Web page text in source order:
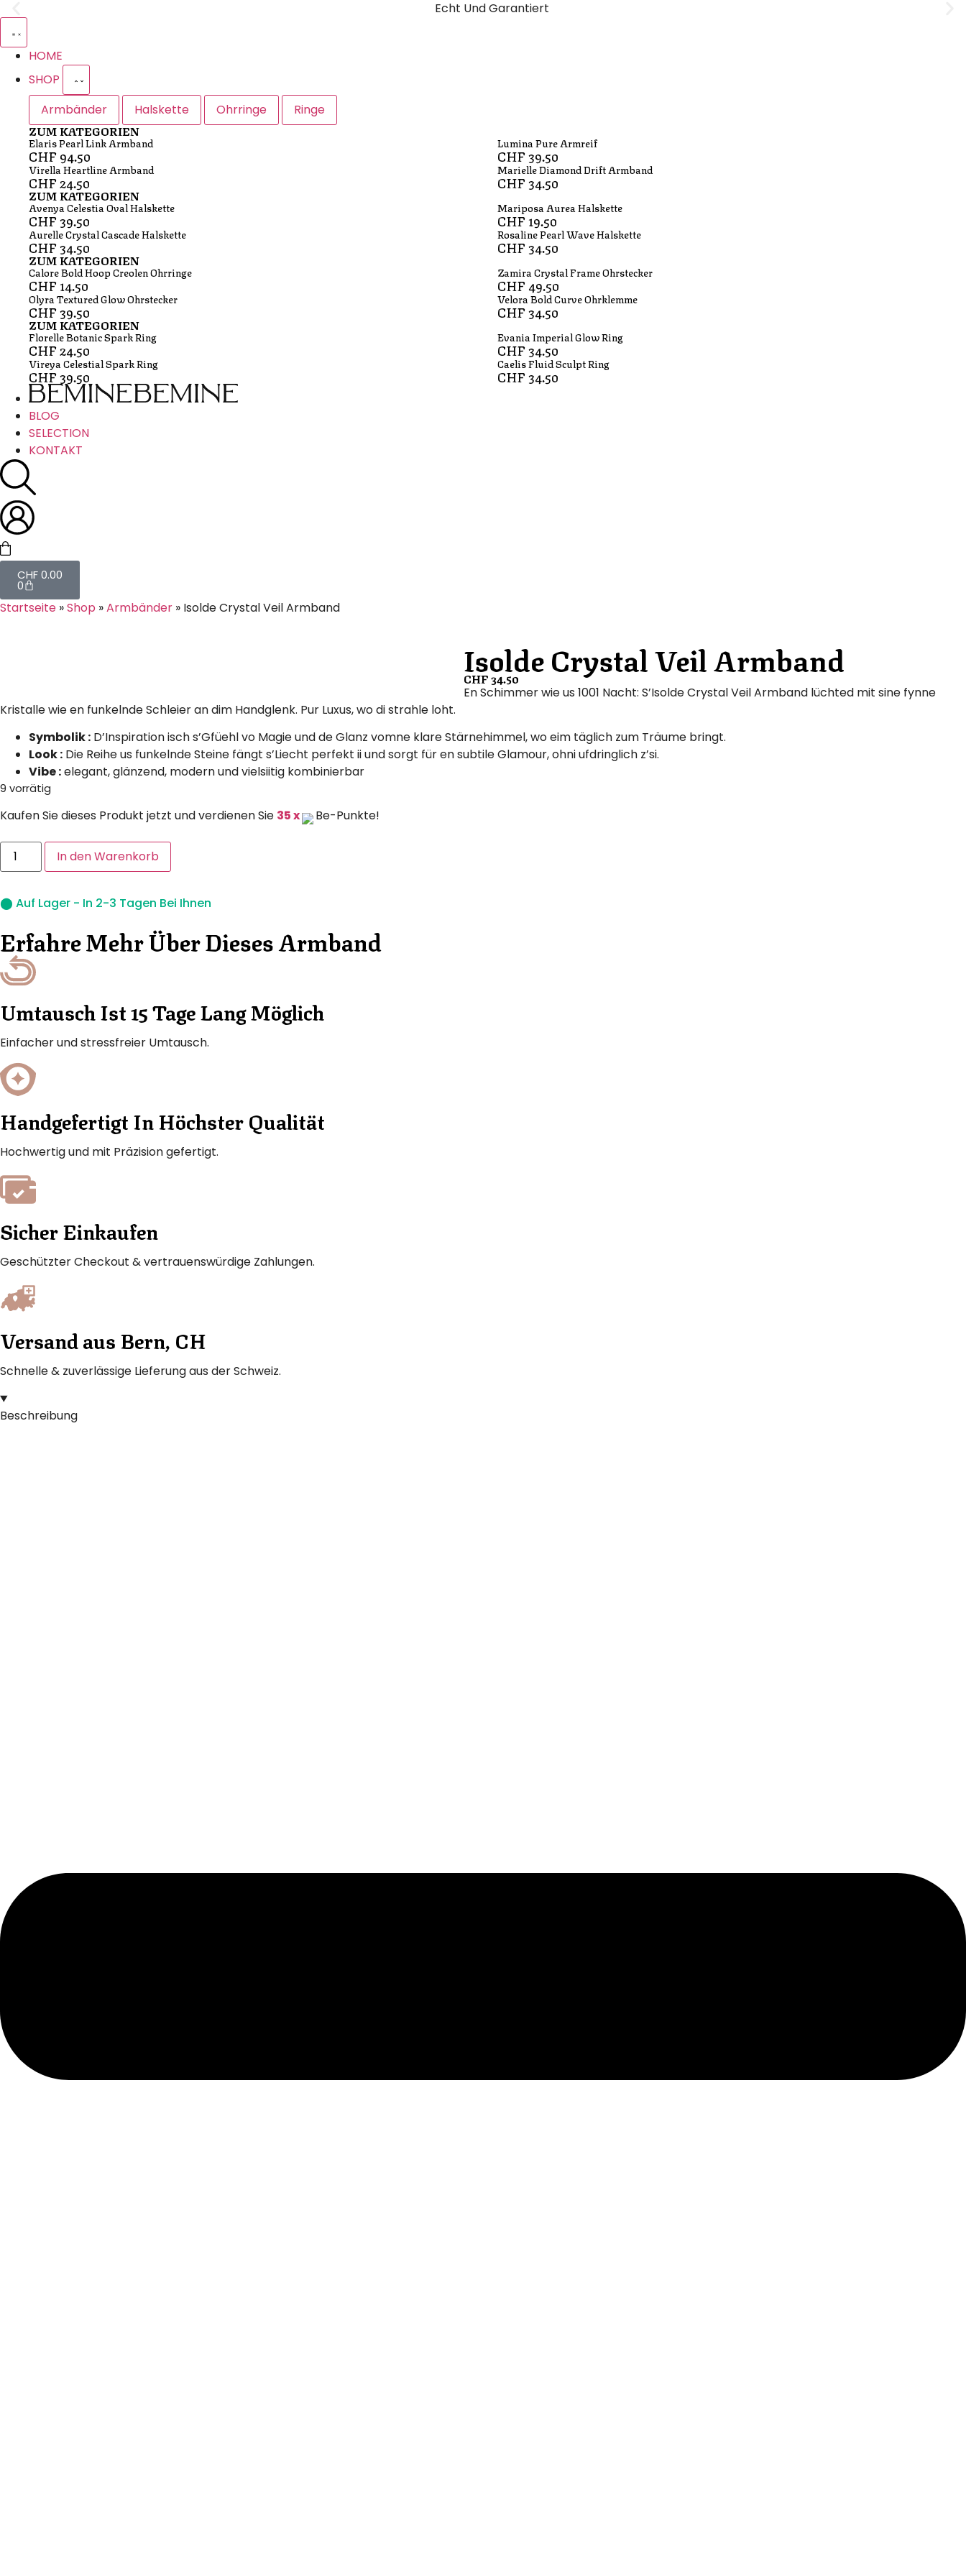
Echt Und Garantiert
HOME
SHOP
Armbänder
Halskette Ohrringe Ringe
ZUM KATEGORIEN
Elaris Pearl Link Armband
CHF94.50
Lumina Pure Armreif
CHF39.50
Virella Heartline Armband
CHF24.50
Marielle Diamond Drift Armband
CHF34.50
ZUM KATEGORIEN
Avenya Celestia Oval Halskette
CHF39.50
Mariposa Aurea Halskette
CHF19.50
Aurelle Crystal Cascade Halskette
CHF34.50
Rosaline Pearl Wave Halskette
CHF34.50
ZUM KATEGORIEN
Calore Bold Hoop Creolen Ohrringe
CHF14.50
Zamira Crystal Frame Ohrstecker
CHF49.50
Olyra Textured Glow Ohrstecker
CHF39.50
Velora Bold Curve Ohrklemme
CHF34.50
ZUM KATEGORIEN
Florelle Botanic Spark Ring
CHF24.50
Evania Imperial Glow Ring
CHF34.50
Vireya Celestial Spark Ring
CHF39.50
Caelis Fluid Sculpt Ring
CHF34.50
BLOG
SELECTION
KONTAKT
CHF0.00
0
Startseite »Shop »Armbänder » Isolde Crystal Veil Armband
Isolde Crystal Veil Armband
CHF34.50
En Schimmer wie us 1001 Nacht: S’Isolde Crystal Veil Armband lüchted mit sine fynne
Kristalle wie en funkelnde Schleier an dim Handglenk. Pur Luxus, wo di strahle loht.
Symbolik : D’Inspiration isch s’Gfüehl vo Magie und de Glanz vomne klare Stärnehimmel, wo eim täglich zum Träume bringt.
Look : Die Reihe us funkelnde Steine fängt s’Liecht perfekt ii und sorgt für en subtile Glamour, ohni ufdringlich z’si.
Vibe :elegant, glänzend, modern und vielsiitig kombinierbar
9 vorrätig
Kaufen Sie dieses Produkt jetzt und verdienen Sie 35 x Be-Punkte!
In den Warenkorb
⬤ Auf Lager - In 2-3 Tagen Bei Ihnen
Erfahre Mehr Über Dieses Armband
Umtausch Ist 15 Tage Lang Möglich
Einfacher und stressfreier Umtausch.
Handgefertigt In Höchster Qualität
Hochwertig und mit Präzision gefertigt.
Sicher Einkaufen
Geschützter Checkout & vertrauenswürdige Zahlungen.
Versand aus Bern, CH
Schnelle & zuverlässige Lieferung aus der Schweiz.
Beschreibung